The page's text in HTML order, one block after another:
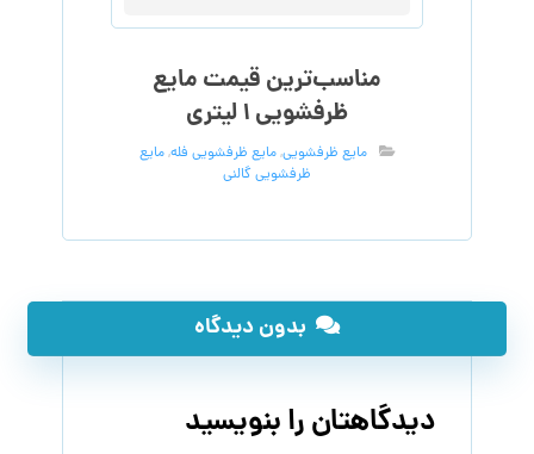
مناسب‌ترین قیمت مایع
ظرفشویی ۱ لیتری
مایع ظرفشویی,مایع ظرفشویی فله,مایع
ظرفشویی گالنی
بدون دیدگاه
دیدگاهتان را بنویسید